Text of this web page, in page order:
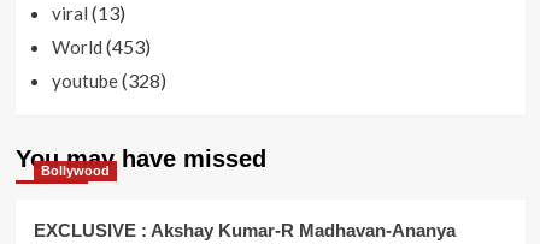
viral (13)
World (453)
youtube(328)
You may have missed
Bollywood
EXCLUSIVE : Akshay Kumar-R Madhavan-Ananya